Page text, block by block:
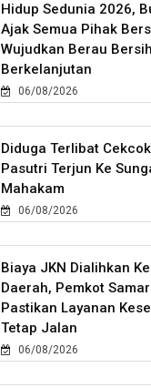
Hidup Sedunia 2026,
Ajak Semua Pihak
Wujudkan Berau
Berkelanjutan
06/08/2026
Diduga Terlibat
Pasutri Terjun Ke
Mahakam
06/08/2026
Biaya JKN Dialihkan Ke
Daerah, Pemkot
Pastikan Layanan
Tetap Jalan
06/08/2026